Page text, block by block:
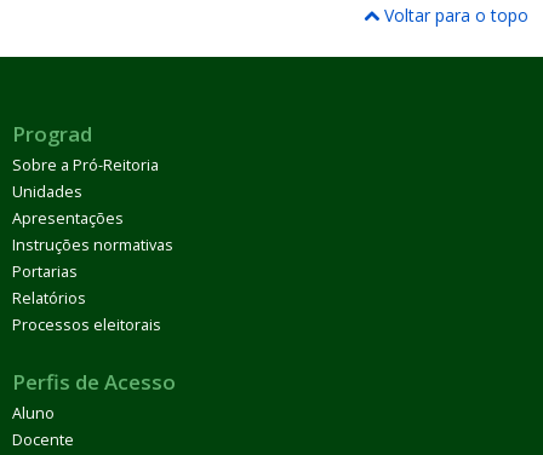
Voltar para o topo
Prograd
Sobre a Pró-Reitoria
Unidades
Apresentações
Instruções normativas
Portarias
Relatórios
Processos eleitorais
Perfis de Acesso
Aluno
Docente